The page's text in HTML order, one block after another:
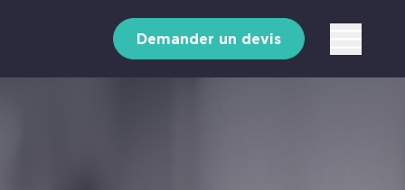
Demander un devis